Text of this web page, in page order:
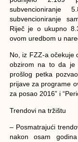
subvencioniranje
Riječ je o ukupno
ovom uredbom u
No, iz FZZ-a očekuje
obzirom na to da je
prošlog petka
prijave za programe
za posao 2016” i
Trendovi na tržištu
– Posmatrajući
nakon osam